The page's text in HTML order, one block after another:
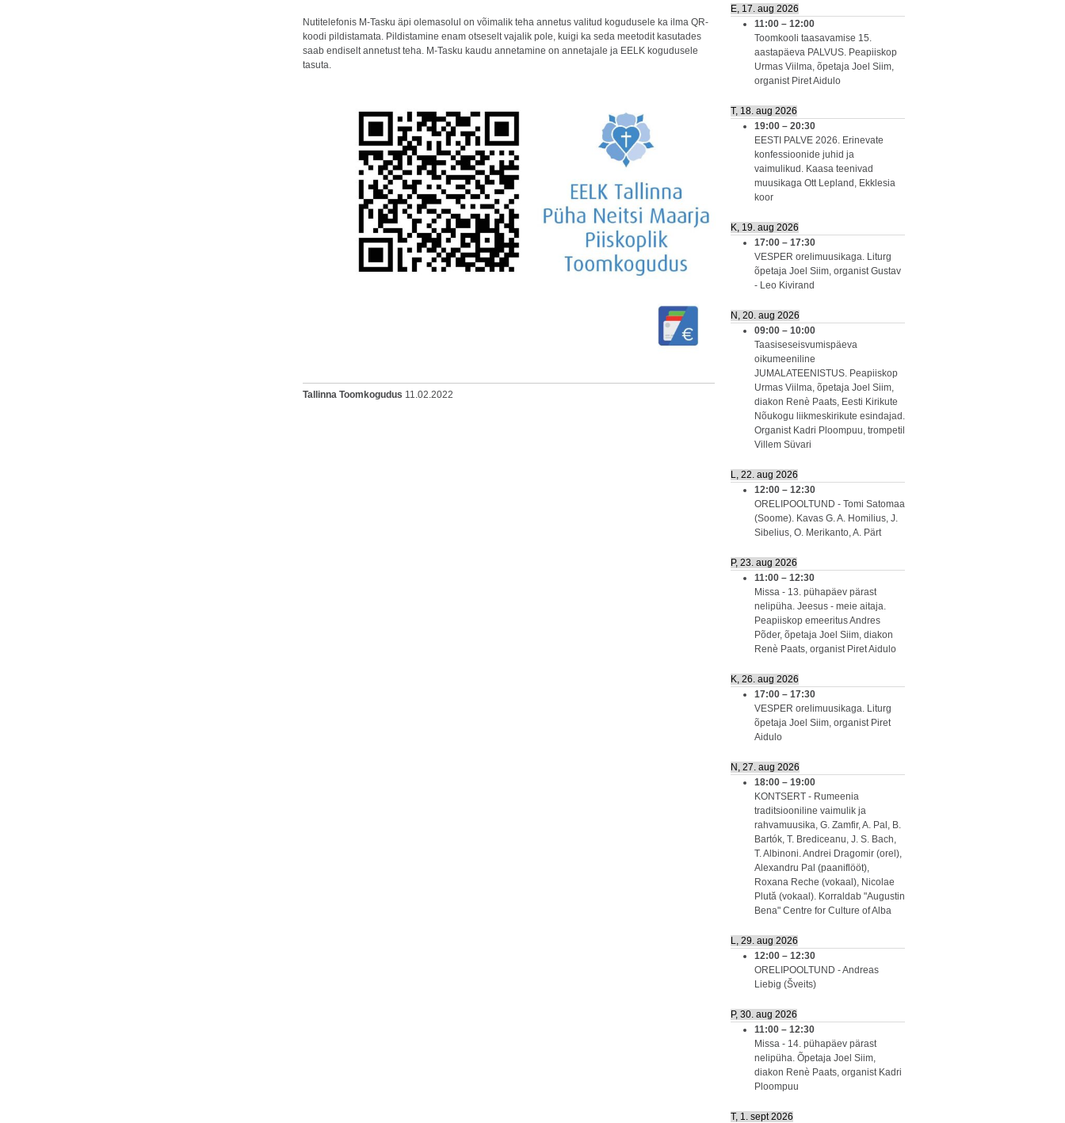
Nutitelefonis M-Tasku äpi olemasolul on võimalik teha annetus valitud kogudusele ka ilma QR-
koodi pildistamata. Pildistamine enam otseselt vajalik pole, kuigi ka seda meetodit kasutades
saab endiselt annetust teha. M-Tasku kaudu annetamine on annetajale ja EELK kogudusele
tasuta.
Tallinna Toomkogudus 11.02.2022
E, 17. aug 2026
11:00 – 12:00
Toomkooli taasavamise 15.
aastapäeva PALVUS. Peapiiskop
Urmas Viilma, õpetaja Joel Siim,
organist Piret Aidulo
T, 18. aug 2026
19:00 – 20:30
EESTI PALVE 2026. Erinevate
konfessioonide juhid ja
vaimulikud. Kaasa teenivad
muusikaga Ott Lepland, Ekklesia
koor
K, 19. aug 2026
17:00 – 17:30
VESPER orelimuusikaga. Liturg
õpetaja Joel Siim, organist Gustav
- Leo Kivirand
N, 20. aug 2026
09:00 – 10:00
Taasiseseisvumispäeva
oikumeeniline
JUMALATEENISTUS. Peapiiskop
Urmas Viilma, õpetaja Joel Siim,
diakon Renè Paats, Eesti Kirikute
Nõukogu liikmeskirikute esindajad.
Organist Kadri Ploompuu, trompetil
Villem Süvari
L, 22. aug 2026
12:00 – 12:30
ORELIPOOLTUND - Tomi Satomaa
(Soome). Kavas G. A. Homilius, J.
Sibelius, O. Merikanto, A. Pärt
P, 23. aug 2026
11:00 – 12:30
Missa - 13. pühapäev pärast
nelipüha. Jeesus - meie aitaja.
Peapiiskop emeeritus Andres
Põder, õpetaja Joel Siim, diakon
Renè Paats, organist Piret Aidulo
K, 26. aug 2026
17:00 – 17:30
VESPER orelimuusikaga. Liturg
õpetaja Joel Siim, organist Piret
Aidulo
N, 27. aug 2026
18:00 – 19:00
KONTSERT - Rumeenia
traditsiooniline vaimulik ja
rahvamuusika, G. Zamfir, A. Pal, B.
Bartók, T. Brediceanu, J. S. Bach,
T. Albinoni. Andrei Dragomir (orel),
Alexandru Pal (paaniflööt),
Roxana Reche (vokaal), Nicolae
Plută (vokaal). Korraldab "Augustin
Bena" Centre for Culture of Alba
L, 29. aug 2026
12:00 – 12:30
ORELIPOOLTUND - Andreas
Liebig (Šveits)
P, 30. aug 2026
11:00 – 12:30
Missa - 14. pühapäev pärast
nelipüha. Õpetaja Joel Siim,
diakon Renè Paats, organist Kadri
Ploompuu
T, 1. sept 2026